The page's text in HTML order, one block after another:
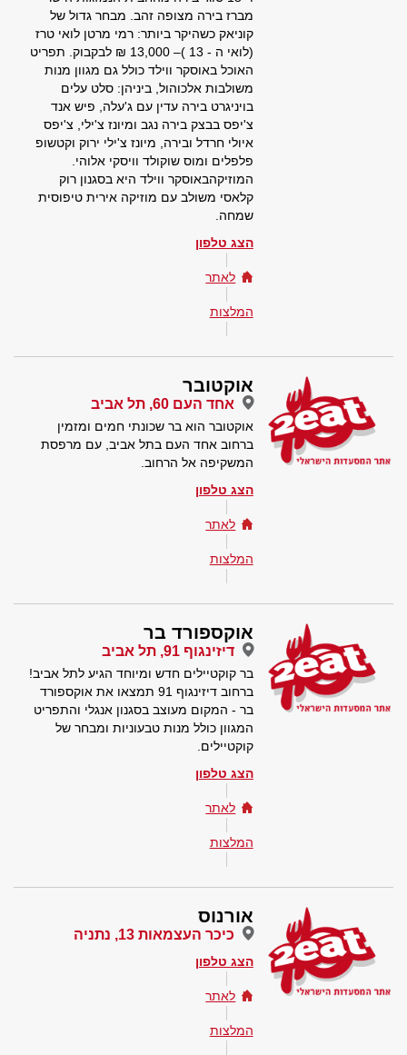
מברז בירה מצופה זהב. מבחר גדול של
קוניאק כשהיקר ביותר: רמי מרטן לואי טרז
(לואי ה - 13 )– 13,000 ₪ לבקבוק. תפריט
האוכל באוסקר ווילד כולל גם מגוון מנות
משולבות אלכוהול, ביניהן: סלט עלים
בויניגרט בירה עדין עם ג'עלה, פיש אנד
צ'יפס בבצק בירה נגב ומיונז צ'ילי, צ'יפס
איולי חרדל ובירה, מיונז צ'ילי ירוק וקטשופ
פלפלים ומוס שוקולד וויסקי אלוהי.
המוזיקהבאוסקר ווילד היא בסגנון רוק
קלאסי משולב עם מוזיקה אירית טיפוסית
שמחה.
הצג טלפון
לאתר
המלצות
אוקטובר
אחד העם 60, תל אביב
אוקטובר הוא בר שכונתי חמים ומזמין
ברחוב אחד העם בתל אביב, עם מרפסת
המשקיפה אל הרחוב.
הצג טלפון
לאתר
המלצות
אוקספורד בר
דיזינגוף 91, תל אביב
בר קוקטיילים חדש ומיוחד הגיע לתל אביב!
ברחוב דיזינגוף 91 תמצאו את אוקספורד
בר - המקום מעוצב בסגנון אנגלי והתפריט
המגוון כולל מנות טבעוניות ומבחר של
קוקטיילים.
הצג טלפון
לאתר
המלצות
אורנוס
כיכר העצמאות 13, נתניה
הצג טלפון
לאתר
המלצות